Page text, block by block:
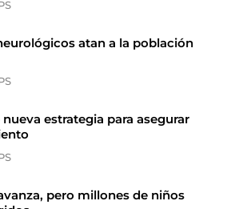
atan a la población
estrategia para asegurar
pero millones de niños